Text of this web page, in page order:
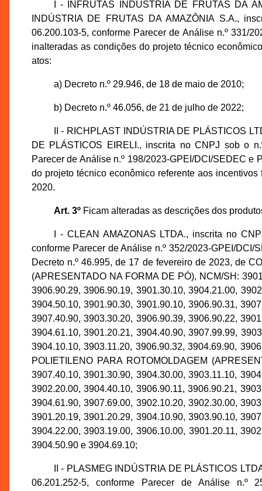
I - INFRUTAS INDÚSTRIA DE FRUTAS DA
INDÚSTRIA DE FRUTAS DA AMAZÔNIA S.A.,
06.200.103-5, conforme Parecer de Análise n.º 331/
inalteradas as condições do projeto técnico
atos:
a) Decreto n.º 29.946, de 18 de maio de 2010;
b) Decreto n.º 46.056, de 21 de julho de 2022;
II - RICHPLAST INDÚSTRIA DE PLÁSTICOS
DE PLÁSTICOS EIRELI., inscrita no CNPJ sob o
Parecer de Análise n.º 198/2023-GPEI/DCI/SEDEC
do projeto técnico econômico referente aos
2020.
Art. 3ºFicam alteradas as descrições dos
I - CLEAN AMAZONAS LTDA., inscrita no
conforme Parecer de Análise n.º 352/2023-GPEI/
Decreto n.º 46.995, de 17 de fevereiro de 2023, de
(APRESENTADO NA FORMA DE PÓ), NCM/SH:
3906.90.29, 3906.90.19, 3901.30.10, 3904.21.00,
3904.50.10, 3901.90.30, 3901.90.10, 3906.90.31,
3907.40.90, 3903.30.20, 3906.90.39, 3906.90.22,
3904.61.10, 3901.20.21, 3904.40.90, 3907.99.99,
3904.10.10, 3903.11.20, 3906.90.32, 3904.69.90,
POLIETILENO PARA ROTOMOLDAGEM
3907.40.10, 3901.30.90, 3904.30.00, 3903.11.10,
3902.20.00, 3904.40.10, 3906.90.11, 3906.90.21,
3904.61.90, 3907.69.00, 3902.10.20, 3902.30.00,
3901.20.19, 3901.20.29, 3904.10.90, 3903.90.10,
3904.22.00, 3903.19.00, 3906.10.00, 3901.20.11,
3904.50.90 e 3904.69.10;
II - PLASMEG INDÚSTRIA DE PLÁSTICOS
06.201.252-5, conforme Parecer de Análise n.º